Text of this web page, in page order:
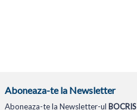
Aboneaza-te la Newsletter
Aboneaza-te la Newsletter-ul BOCRIS